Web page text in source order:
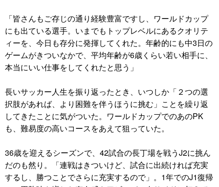
「皆さんもご存じの通り経験豊富ですし、ワールドカップ
にも出ている選手。いまでもトップレベルにあるクオリテ
ィーを、今日も存分に発揮してくれた。年齢的にも中3日の
ゲームがきついなかで、平均年齢が6歳くらい若い相手に、
本当にいい仕事をしてくれたと思う」
長いサッカー人生を振り返ったとき、いつしか「２つの選
択肢があれば、より困難を伴うほうに挑む」ことを繰り返
してきたことに気がついた。ワールドカップでのあのPK
も、難易度の高いコースをあえて狙っていた。
36歳を迎えるシーズンで、42試合の長丁場を戦うJ2に挑ん
だのも然り。「連戦はきついけど、試合に出続ければ充実
するし、勝つことでさらに充実するので」。1年でのJ1復帰